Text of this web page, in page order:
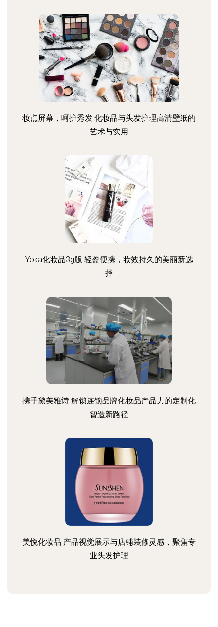
妆点屏幕，呵护秀发 化妆品与头发护理高清壁纸的
艺术与实用
Yoka化妆品3g版 轻盈便携，妆效持久的美丽新选
择
携手黛美雅诗 解锁连锁品牌化妆品产品力的定制化
智造新路径
美悦化妆品 产品视觉展示与店铺装修灵感，聚焦专
业头发护理